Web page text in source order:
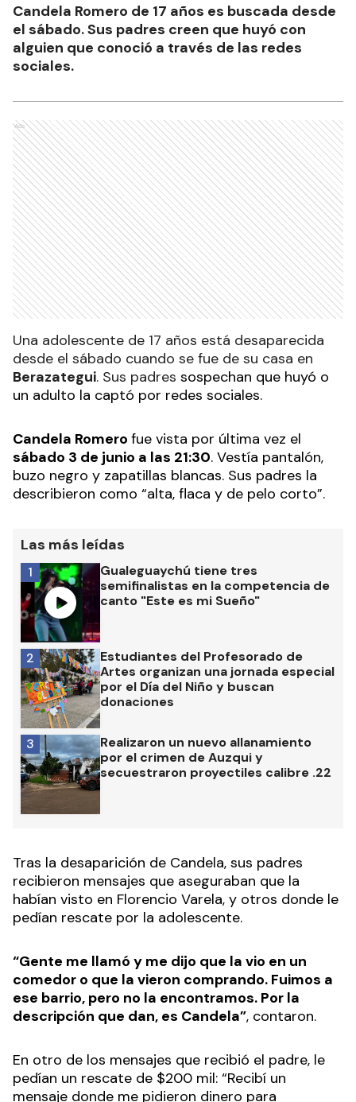
Candela Romero de 17 años es buscada desde
el sábado. Sus padres creen que huyó con
alguien que conoció a través de las redes
sociales.
Ads
Una adolescente de 17 años está desaparecida
desde el sábado cuando se fue de su casa en
Berazategui. Sus padres sospechan que huyó o
un adulto la captó por redes sociales.
Candela Romero fue vista por última vez el
sábado 3 de junio a las 21:30. Vestía pantalón,
buzo negro y zapatillas blancas. Sus padres la
describieron como “alta, flaca y de pelo corto”.
Las más leídas
Gualeguaychú tiene tres
semifinalistas en la competencia de
canto "Este es mi Sueño"
1
Estudiantes del Profesorado de
Artes organizan una jornada especial
por el Día del Niño y buscan
donaciones
2
Realizaron un nuevo allanamiento
por el crimen de Auzqui y
secuestraron proyectiles calibre .22
3
Tras la desaparición de Candela, sus padres
recibieron mensajes que aseguraban que la
habían visto en Florencio Varela, y otros donde le
pedían rescate por la adolescente.
“Gente me llamó y me dijo que la vio en un
comedor o que la vieron comprando. Fuimos a
ese barrio, pero no la encontramos. Por la
descripción que dan, es Candela”, contaron.
En otro de los mensajes que recibió el padre, le
pedían un rescate de $200 mil: “Recibí un
mensaje donde me pidieron dinero para